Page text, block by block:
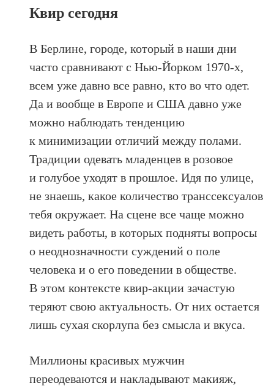
Квир сегодня
В Берлине, городе, который в наши дни
часто сравнивают с Нью-Йорком 1970‑х,
всем уже давно все равно, кто во что одет.
Да и вообще в Европе и США давно уже
можно наблюдать тенденцию
к минимизации отличий между полами.
Традиции одевать младенцев в розовое
и голубое уходят в прошлое. Идя по улице,
не знаешь, какое количество транссексуалов
тебя окружает. На сцене все чаще можно
видеть работы, в которых подняты вопросы
о неоднозначности суждений о поле
человека и о его поведении в обществе.
В этом контексте квир-акции зачастую
теряют свою актуальность. От них остается
лишь сухая скорлупа без смысла и вкуса.
Миллионы красивых мужчин
переодеваются и накладывают макияж,